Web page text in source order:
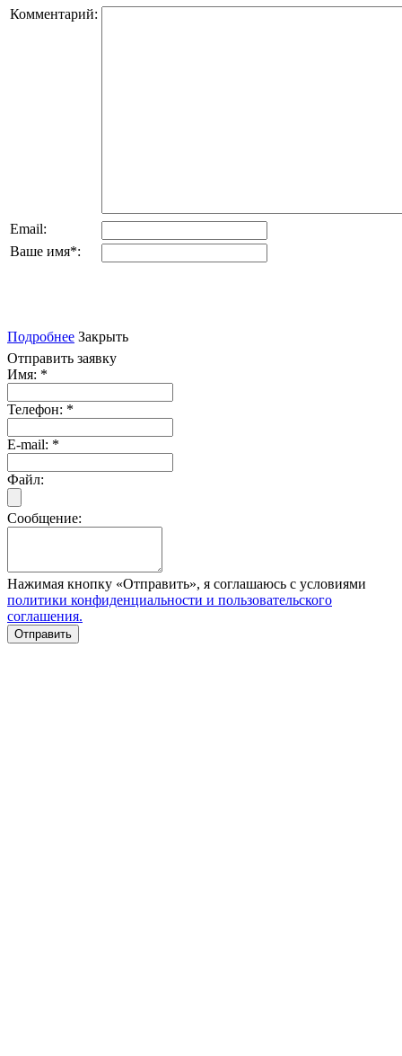
Комментарий:
Email:
Ваше имя*:
Подробнее Закрыть
Отправить заявку
Имя: *
Телефон: *
E-mail: *
Файл:
Сообщение:
Нажимая кнопку «Отправить», я соглашаюсь с условиями
политики конфиденциальности и пользовательского
соглашения.
Отправить